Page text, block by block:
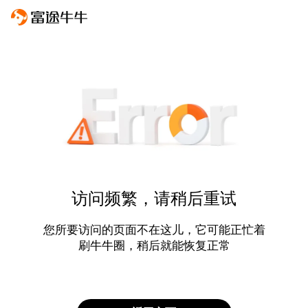
访问频繁，请稍后重试
您所要访问的页面不在这儿，它可能正忙着
刷牛牛圈，稍后就能恢复正常